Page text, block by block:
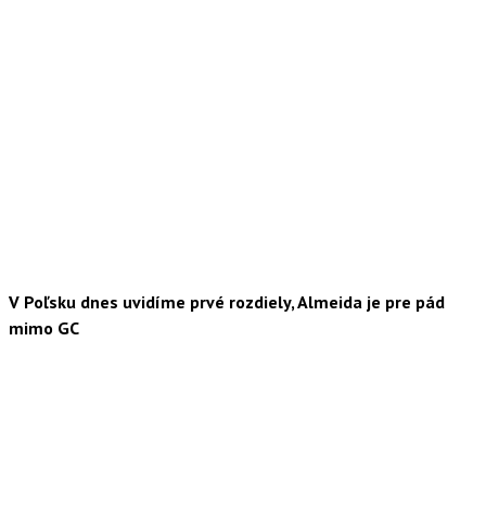
V Poľsku dnes uvidíme prvé rozdiely, Almeida je pre pád
mimo GC